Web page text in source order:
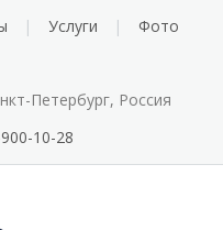
Услуги Фото
Петербург, Россия
10-28